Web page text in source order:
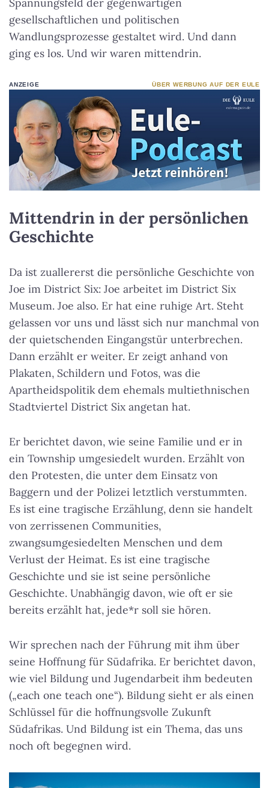
Spannungsfeld der gegenwärtigen
gesellschaftlichen und politischen
Wandlungsprozesse gestaltet wird. Und dann
ging es los. Und wir waren mittendrin.
ANZEIGE ÜBER WERBUNG AUF DER EULE
Mittendrin in der persönlichen
Geschichte
Da ist zuallererst die persönliche Geschichte von
Joe im District Six: Joe arbeitet im District Six
Museum. Joe also. Er hat eine ruhige Art. Steht
gelassen vor uns und lässt sich nur manchmal von
der quietschenden Eingangstür unterbrechen.
Dann erzählt er weiter. Er zeigt anhand von
Plakaten, Schildern und Fotos, was die
Apartheidspolitik dem ehemals multiethnischen
Stadtviertel District Six angetan hat.
Er berichtet davon, wie seine Familie und er in
ein Township umgesiedelt wurden. Erzählt von
den Protesten, die unter dem Einsatz von
Baggern und der Polizei letztlich verstummten.
Es ist eine tragische Erzählung, denn sie handelt
von zerrissenen Communities,
zwangsumgesiedelten Menschen und dem
Verlust der Heimat. Es ist eine tragische
Geschichte und sie ist seine persönliche
Geschichte. Unabhängig davon, wie oft er sie
bereits erzählt hat, jede*r soll sie hören.
Wir sprechen nach der Führung mit ihm über
seine Hoffnung für Südafrika. Er berichtet davon,
wie viel Bildung und Jugendarbeit ihm bedeuten
(„each one teach one“). Bildung sieht er als einen
Schlüssel für die hoffnungsvolle Zukunft
Südafrikas. Und Bildung ist ein Thema, das uns
noch oft begegnen wird.